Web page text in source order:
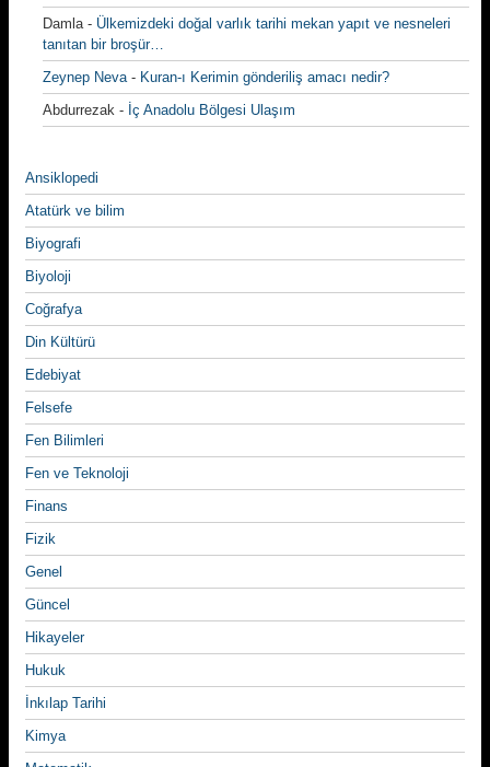
Damla- Ülkemizdeki doğal varlık tarihi mekan yapıt ve nesneleri
tanıtan bir broşür…
Zeynep Neva- Kuran-ı Kerimin gönderiliş amacı nedir?
Abdurrezak - İç Anadolu Bölgesi Ulaşım
Ansiklopedi
Atatürk ve bilim
Biyografi
Biyoloji
Coğrafya
Din Kültürü
Edebiyat
Felsefe
Fen Bilimleri
Fen ve Teknoloji
Finans
Fizik
Genel
Güncel
Hikayeler
Hukuk
İnkılap Tarihi
Kimya